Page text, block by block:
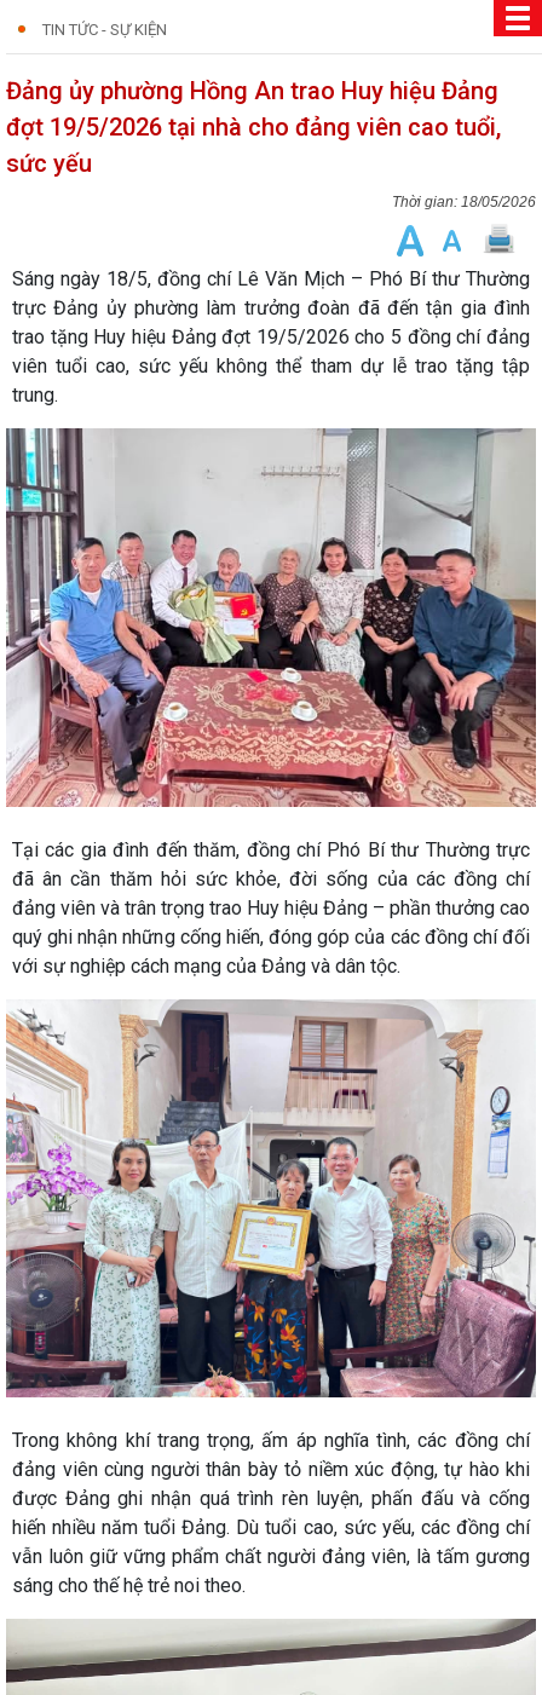
TIN TỨC - SỰ KIỆN
Đảng ủy phường Hồng An trao Huy hiệu Đảng
đợt 19/5/2026 tại nhà cho đảng viên cao tuổi,
sức yếu
18/05/2026
Sáng ngày 18/5, đồng chí Lê Văn Mịch – Phó Bí thư Thường
trực Đảng ủy phường làm trưởng đoàn đã đến tận gia đình
trao tặng Huy hiệu Đảng đợt 19/5/2026 cho 5 đồng chí đảng
viên tuổi cao, sức yếu không thể tham dự lễ trao tặng tập
trung.
Tại các gia đình đến thăm, đồng chí Phó Bí thư Thường trực
đã ân cần thăm hỏi sức khỏe, đời sống của các đồng chí
đảng viên và trân trọng trao Huy hiệu Đảng – phần thưởng cao
quý ghi nhận những cống hiến, đóng góp của các đồng chí đối
với sự nghiệp cách mạng của Đảng và dân tộc.
Trong không khí trang trọng, ấm áp nghĩa tình, các đồng chí
đảng viên cùng người thân bày tỏ niềm xúc động, tự hào khi
được Đảng ghi nhận quá trình rèn luyện, phấn đấu và cống
hiến nhiều năm tuổi Đảng. Dù tuổi cao, sức yếu, các đồng chí
vẫn luôn giữ vững phẩm chất người đảng viên, là tấm gương
sáng cho thế hệ trẻ noi theo.